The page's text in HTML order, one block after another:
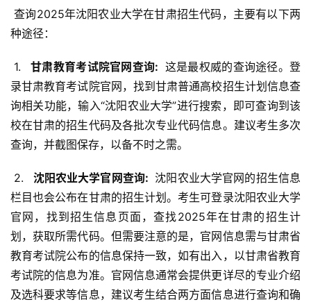
查询2025年沈阳农业大学在甘肃招生代码，主要有以下两
种途径：
1.
  甘肃教育考试院官网查询:
这是最权威的查询途径。登
录甘肃教育考试院官网，找到甘肃普通高校招生计划信息查
询相关功能，输入“沈阳农业大学”进行搜索，即可查询到该
校在甘肃的招生代码及各批次专业代码信息。建议考生多次
查询，并截图保存，以备不时之需。
2.
  沈阳农业大学官网查询:
沈阳农业大学官网的招生信息
栏目也会公布在甘肃的招生计划。考生可登录沈阳农业大学
官网，找到招生信息页面，查找2025年在甘肃的招生计
划，获取所需代码。但需要注意的是，官网信息需与甘肃省
教育考试院公布的信息保持一致，如有出入，以甘肃省教育
考试院的信息为准。官网信息通常会提供更详尽的专业介绍
及选科要求等信息，建议考生结合两方面信息进行查询和确